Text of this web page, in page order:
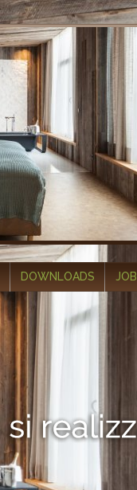
DOWNLOADS JOB